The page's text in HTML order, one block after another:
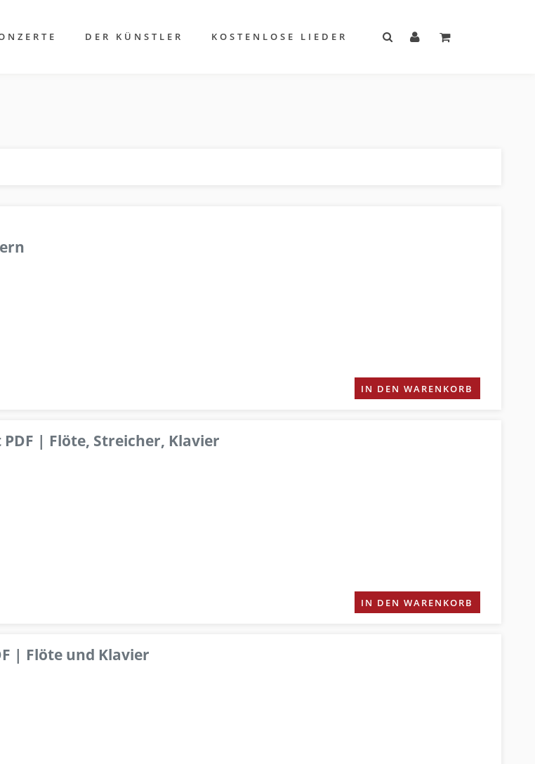
DER KÜNSTLER KOSTENLOSE LIEDER
IN DEN WARENKORB
| Flöte, Streicher, Klavier
IN DEN WARENKORB
| Flöte und Klavier